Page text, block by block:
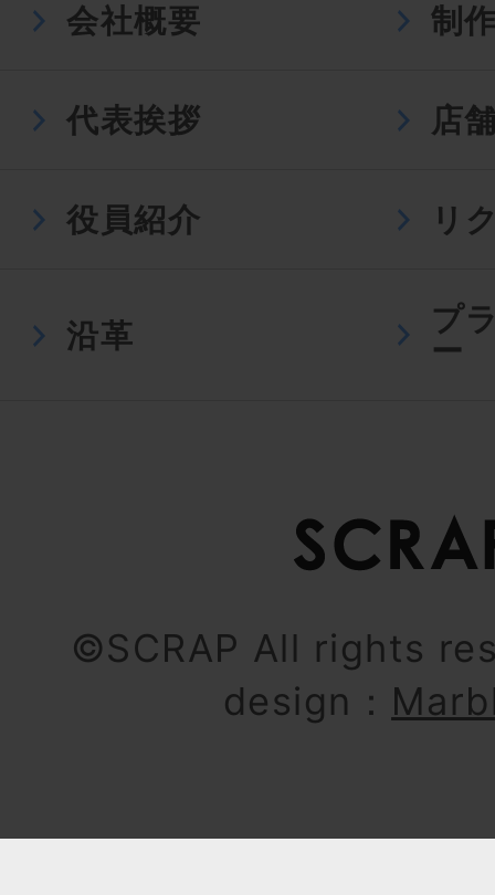
会社概要 制
代表挨拶 店
役員紹介 リ
沿革
プ
ー
©SCRAP All rights
design：